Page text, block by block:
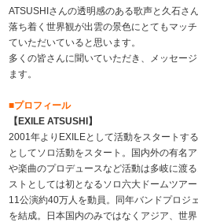
ATSUSHIさんの透明感のある歌声と久石さ
落ち着く世界観が出雲の景色にとてもマッ
ていただいていると思います。
多くの皆さんに聞いていただき、メッセー
ます。
■プロフィール
【EXILE ATSUSHI】
2001年よりEXILEとして活動をスタートす
としてソロ活動をスタート。国内外の有名
や楽曲のプロデュースなど活動は多岐に渡
ストとしては初となるソロ六大ドームツア
11公演約40万人を動員。同年バンドプロジ
を結成。日本国内のみではなくアジア、世